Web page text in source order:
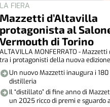
LA FIERA
Mazzetti d’Altavilla
protagonista al
Vermouth di Torino
ALTAVILLA MONFERRATO -
tra i protagonisti della nuova
Un nuovo Mazzetti inaugura i
distilleria
Il “distillato” di fine anno di
un 2025 ricco di premi e sguardo